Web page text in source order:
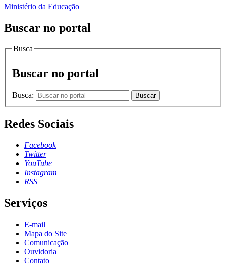
Ministério da Educação
Buscar no portal
Busca
Buscar no portal
Busca: Buscar
Redes Sociais
Facebook
Twitter
YouTube
Instagram
RSS
Serviços
E-mail
Mapa do Site
Comunicação
Ouvidoria
Contato